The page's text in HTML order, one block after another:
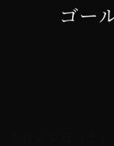
ゴー